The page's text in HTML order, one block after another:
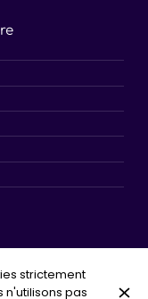
2026
strictement
n'utilisons pas